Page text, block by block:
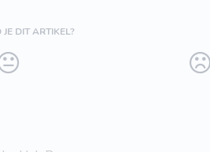
DIT ARTIKEL?